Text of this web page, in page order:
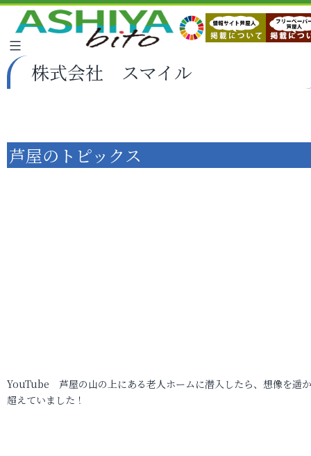
株式会社 スマイル
芦屋のトピックス
YouTube 芦屋の山の上にある老人ホームに潜入したら、想像を遥
超えていました！